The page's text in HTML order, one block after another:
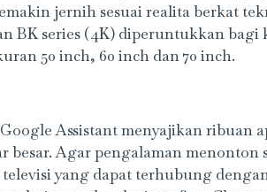
jernih sesuai realita berkat
BK series (4K) diperuntukkan
50 inch, 60 inch dan 70 inch.
Assistant menyajikan ribuan
besar. Agar pengalaman
televisi yang dapat terhubung